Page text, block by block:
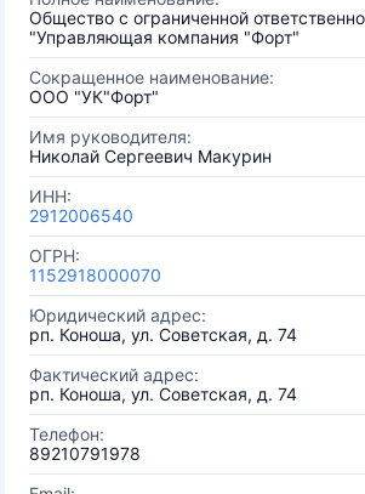
Общество с ограниченной
"Управляющая компания "Форт"
Сокращенное наименование:
ООО "УК"Форт"
Имя руководителя:
Николай Сергеевич Макурин
ИНН:
2912006540
ОГРН:
1152918000070
Юридический адрес:
рп. Коноша, ул. Советская, д. 74
Фактический адрес:
рп. Коноша, ул. Советская, д. 74
Телефон:
89210791978